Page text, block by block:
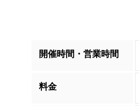
開催時間・営業時間
料金